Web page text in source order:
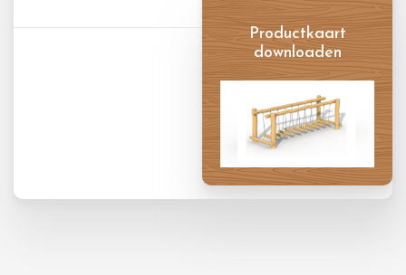
Productkaart
downloaden